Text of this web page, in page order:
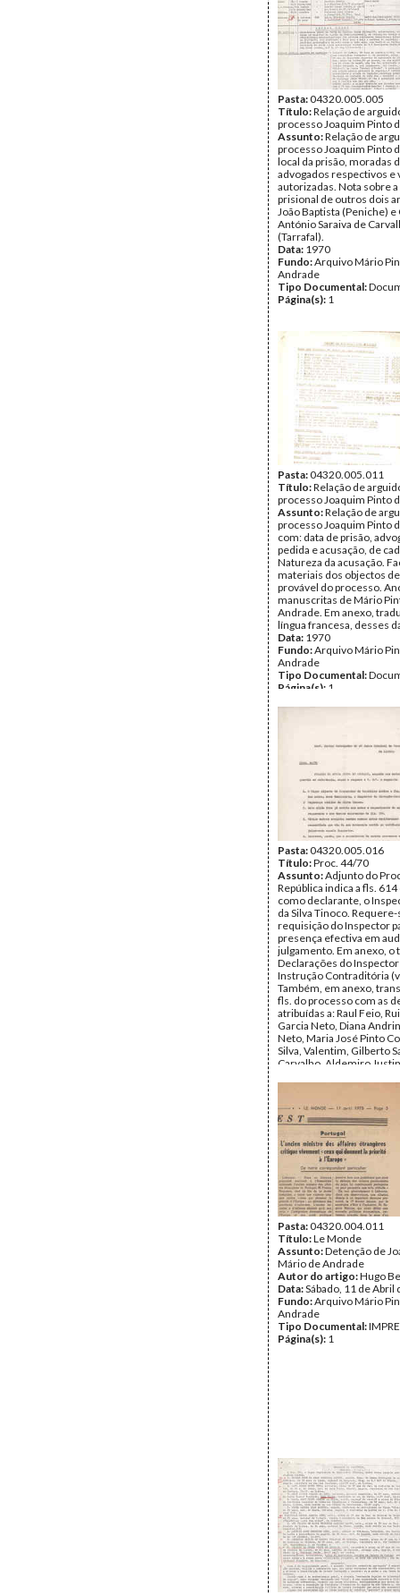
Pasta:04320.005.005
Título:Relação de
processo Joaquim Pinto
Assunto:Relação de
processo Joaquim Pinto
local da prisão, moradas
advogados respectivos e
autorizadas. Nota sobre
prisional de outros dois
João Baptista (Peniche)
António Saraiva de
(Tarrafal).
Data: 1970
Fundo:Arquivo Mário
Andrade
Tipo Documental:
Página(s): 1
Pasta:04320.005.011
Título:Relação de
processo Joaquim Pinto
Assunto:Relação de
processo Joaquim Pinto
com: data de prisão,
pedida e acusação, de
Natureza da acusação.
materiais dos objectos de
provável do processo.
manuscritas de Mário
Andrade. Em anexo,
língua francesa, desses
Data: 1970
Fundo:Arquivo Mário
Andrade
Tipo Documental:
Página(s): 1
Pasta:04320.005.016
Título:Proc. 44/70
Assunto:Adjunto do
República indica a fls.
como declarante, o
da Silva Tinoco. Requere-
requisição do Inspector
presença efectiva em
julgamento. Em anexo, o
Declarações do
Instrução Contraditória
Também, em anexo,
fls. do processo com as
atribuídas a: Raul Feio,
Garcia Neto, Diana
Neto, Maria José Pinto
Silva, Valentim, Gilberto
Carvalho, Aldemiro
de Andrade.
Data:1970
Fundo: Arquivo Mário
Andrade
Tipo Documental:
Página(s):24
Pasta:04320.004.011
Título:Le Monde
Assunto:Detenção de
Mário de Andrade
Autor do artigo:Hugo
Data:Sábado, 11 de Abril
Fundo:Arquivo Mário
Andrade
Tipo Documental:
Página(s): 1